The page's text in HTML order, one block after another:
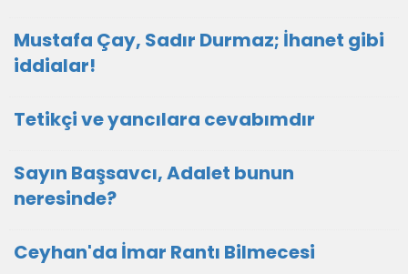
Mustafa Çay, Sadır Durmaz; İhanet gibi
iddialar!
Tetikçi ve yancılara cevabımdır
Sayın Başsavcı, Adalet bunun
neresinde?
Ceyhan'da İmar Rantı Bilmecesi